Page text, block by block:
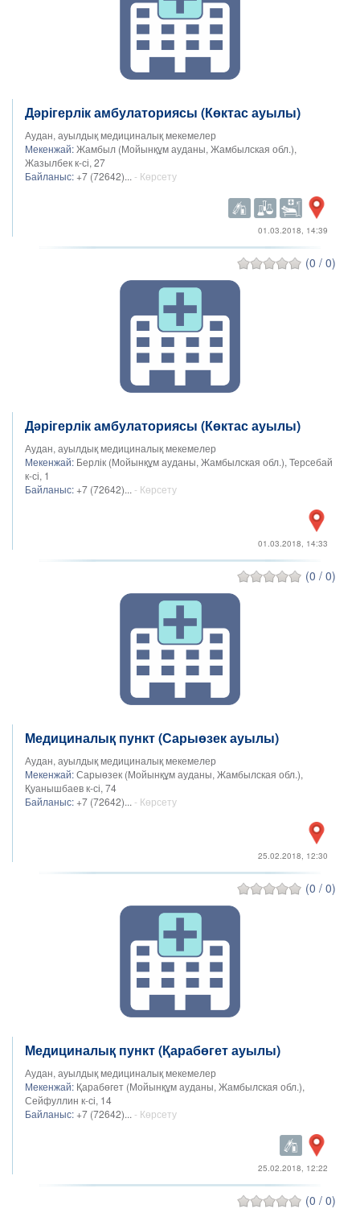
Дәрігерлік амбулаториясы (Көктас ауылы)
Аудан, ауылдық медициналық мекемелер
Мекенжай:Жамбыл (Мойынқұм ауданы, Жамбылская обл.),
Жазылбек к-сі, 27
Байланыс: +7 (72642)... - Көрсету
01.03.2018, 14:39
(0 / 0)
Дәрігерлік амбулаториясы (Көктас ауылы)
Аудан, ауылдық медициналық мекемелер
Мекенжай: Берлік (Мойынқұм ауданы, Жамбылская обл.), Терсебай
к-сі, 1
Байланыс: +7 (72642)... - Көрсету
01.03.2018, 14:33
(0 / 0)
Медициналық пункт (Сарыөзек ауылы)
Аудан, ауылдық медициналық мекемелер
Мекенжай:Сарыөзек (Мойынқұм ауданы, Жамбылская обл.),
Қуанышбаев к-сі, 74
Байланыс: +7 (72642)... - Көрсету
25.02.2018, 12:30
(0 / 0)
Медициналық пункт (Қарабөгет ауылы)
Аудан, ауылдық медициналық мекемелер
Мекенжай: Қарабөгет (Мойынқұм ауданы, Жамбылская обл.),
Сейфуллин к-сі, 14
Байланыс: +7 (72642)... - Көрсету
25.02.2018, 12:22
(0 / 0)